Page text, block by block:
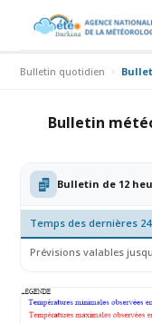
Bulletin quotidien
Bulletin
Bulletin de 12
Temps des dernières
Prévisions valables